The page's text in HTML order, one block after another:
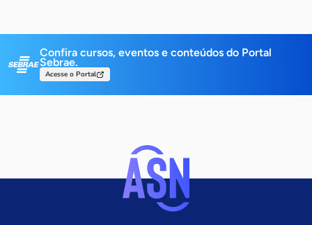
Confira cursos, eventos e conteúdos do Portal
Sebrae.
Acesse o Portal